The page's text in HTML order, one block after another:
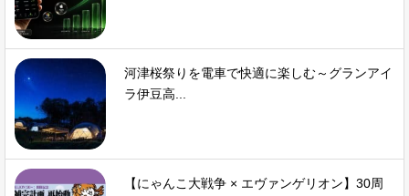
河津桜祭りを電車で快適に楽しむ～グランアイ
ラ伊豆高...
【にゃんこ大戦争 × エヴァンゲリオン】30周